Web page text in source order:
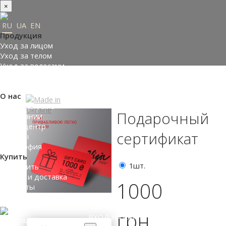
×
RU UA EN
Продукция
Уход за лицом
Уход за телом
Уход за волосами
О нас
Made in Ukraine
О компании
Пресс-центр
Отзывы
Философия
Купить
Где купить
Оплата и доставка
Контакты
ВХОД НА САЙТ
Подарочный
сертификат
1шт.
1000